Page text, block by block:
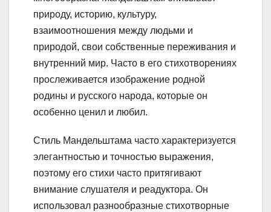
природу, историю, культуру,
взаимоотношения между людьми и
природой, свои собственные переживания и
внутренний мир. Часто в его стихотворениях
прослеживается изображение родной
родины и русского народа, которые он
особенно ценил и любил.
Стиль Mандельштама часто характеризуется
элегантностью и точностью выражения,
поэтому его стихи часто притягивают
внимание слушателя и реадуктора. Он
использовал разнообразные стихотворные